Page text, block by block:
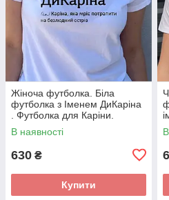
Жіноча футболка. Біла
футболка з Іменем ДиКаріна
. Футболка для Каріни.
В наявності
630 ₴
Купити